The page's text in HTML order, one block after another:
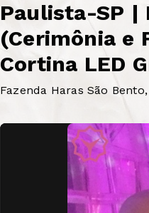
Paulista-SP |
(Cerimônia e
Cortina LED
Fazenda Haras São